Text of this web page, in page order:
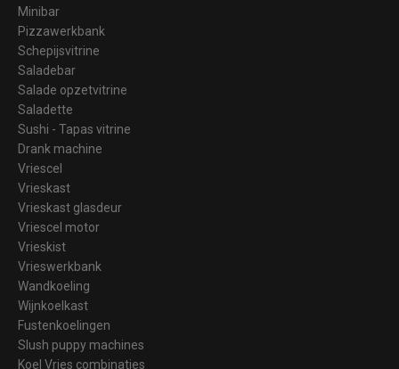
Minibar
Pizzawerkbank
Schepijsvitrine
Saladebar
Salade opzetvitrine
Saladette
Sushi - Tapas vitrine
Drank machine
Vriescel
Vrieskast
Vrieskast glasdeur
Vriescel motor
Vrieskist
Vrieswerkbank
Wandkoeling
Wijnkoelkast
Fustenkoelingen
Slush puppy machines
Koel Vries combinaties